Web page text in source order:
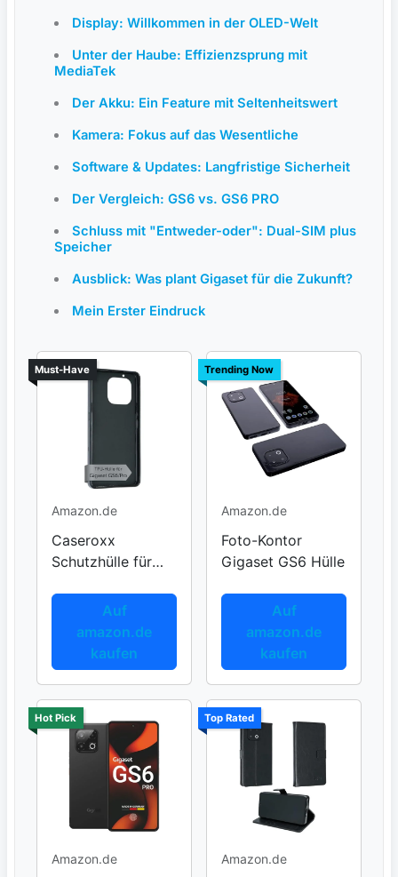
Display: Willkommen in der OLED-Welt
Unter der Haube: Effizienzsprung mit
MediaTek
Der Akku: Ein Feature mit Seltenheitswert
Kamera: Fokus auf das Wesentliche
Software & Updates: Langfristige Sicherheit
Der Vergleich: GS6 vs. GS6 PRO
Schluss mit "Entweder-oder": Dual-SIM plus
Speicher
Ausblick: Was plant Gigaset für die Zukunft?
Mein Erster Eindruck
Must-Have
Amazon.de
Caseroxx
Schutzhülle für
Auf
amazon.de
kaufen
Trending Now
Amazon.de
Foto-Kontor
Gigaset GS6 Hülle
Auf
amazon.de
kaufen
Hot Pick
Amazon.de
Top Rated
Amazon.de